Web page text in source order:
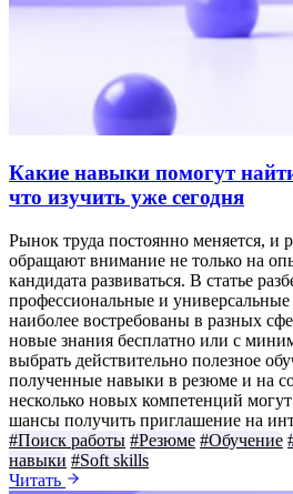
Какие навыки помогут
что изучить уже сегодня
Рынок труда постоянно меняется, и
обращают внимание не только на
кандидата развиваться. В статье
профессиональные и
наиболее востребованы в разных
новые знания бесплатно или с
выбрать действительно полезное
полученные навыки в резюме и на
несколько новых компетенций
шансы получить приглашение на
#Поиск работы #Резюме #Обучение
навыки #Soft skills
Читать